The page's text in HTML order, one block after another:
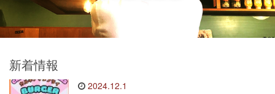
新着情報
2024.12.1